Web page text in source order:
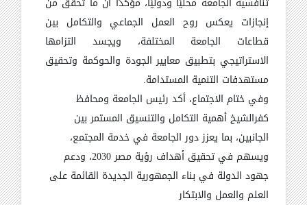
إنجازات يعكس روح العمل الجماعي والتكامل بين
قطاعات الجامعة المختلفة، ويجسد التزامها
الاستراتيجي بتطبيق معايير الجودة والحوكمة وتحقيق
مستهدفات التنمية المستدامة.
وفي ختام الاجتماع، أكد رئيس الجامعة ومحافظ
كفرالشيخ أهمية التكامل والتنسيق المستمر بين
الجانبين، بما يعزز دور الجامعة في خدمة المجتمع،
ويسهم في تحقيق أهداف رؤية مصر 2030، ودعم
جهود الدولة في بناء الجمهورية الجديدة القائمة على
العلم والعمل والابتكار